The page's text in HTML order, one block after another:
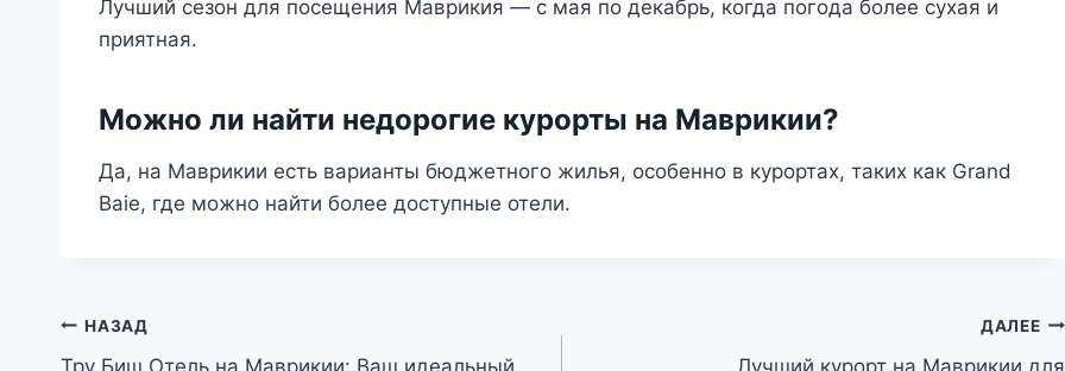
Лучший сезон для посещения Маврикия — с мая по декабрь, когда погода более сухая и
приятная.
Можно ли найти недорогие курорты на Маврикии?
Да, на Маврикии есть варианты бюджетного жилья, особенно в курортах, таких как Grand
Baie, где можно найти более доступные отели.
Навигация
НАЗАД
Тру Биш Отель на Маврикии: Ваш идеальный
ДАЛЕЕ
Лучший курорт на Маврикии для